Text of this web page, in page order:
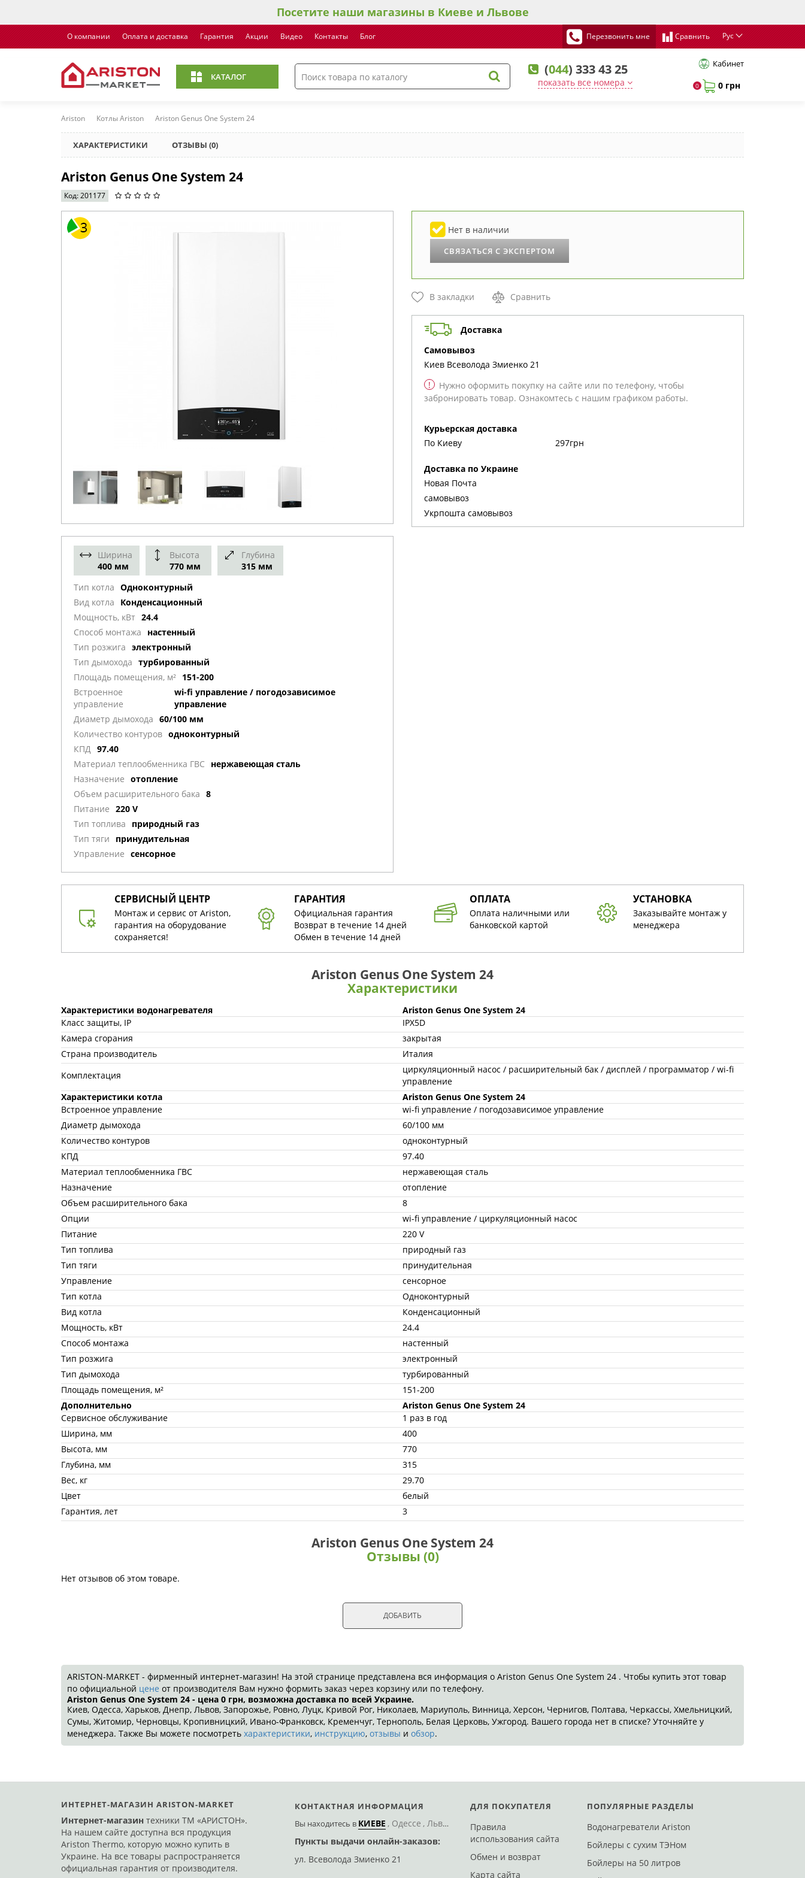
Посетите наши магазины в Киеве и Львове
О компании Оплата и доставка Гарантия Акции Видео Контакты Блог Перезвонить мне Сравнить Рус
КАТАЛОГ (044) 333 43 25
показать все номера
Кабинет
0 0 грн
Ariston Котлы Ariston Ariston Genus One System 24
ХАРАКТЕРИСТИКИ ОТЗЫВЫ (0)
Ariston Genus One System 24
Код: 201177
Ширина
400 мм
Высота
770 мм
Глубина
315 мм
Тип котла Одноконтурный
Вид котла
Конденсационный
Мощность, кВт 24.4
Способ монтажа
настенный
Тип розжига электронный
Тип дымохода турбированный
Площадь помещения, м² 151-200
Встроенное
управление
wi-fi управление / погодозависимое
управление
Диаметр дымохода 60/100 мм
Количество контуров одноконтурный
КПД 97.40
Материал теплообменника ГВС
нержавеющая сталь
Назначение отопление
Объем расширительного бака 8
Питание 220 V
Тип топлива
природный газ
Тип тяги
принудительная
Управление сенсорное
Нет в наличии
СВЯЗАТЬСЯ С ЭКСПЕРТОМ
В закладки Сравнить
Доставка
cамовывоз
Киев Всеволода Змиенко 21
!
Нужно оформить покупку на сайте или по телефону, чтобы
забронировать товар. Ознакомтесь с нашим графиком работы.
Курьерская доставка
По Киеву
297грн
Доставка по Украине
Новая Почта
cамовывоз
Укрпошта cамовывоз
СЕРВИСНЫЙ ЦЕНТР
Монтаж и сервис от Ariston,
гарантия на оборудование
сохраняется!
ГАРАНТИЯ
Официальная гарантия
Возврат в течение 14 дней
Обмен в течение 14 дней
ОПЛАТА
Оплата наличными или
банковской картой
УСТАНОВКА
Заказывайте монтаж у
менеджера
Ariston Genus One System 24
Характеристики
Характеристики водонагревателя
Ariston Genus One System 24
Класс защиты, IP
IPX5D
Камера сгорания
закрытая
Страна производитель
Италия
Комплектация
циркуляционный насос / расширительный бак / дисплей / программатор / wi-fi
управление
Характеристики котла
Ariston Genus One System 24
Встроенное управление
wi-fi управление / погодозависимое управление
Диаметр дымохода
60/100 мм
Количество контуров
одноконтурный
КПД
97.40
Материал теплообменника ГВС
нержавеющая сталь
Назначение
отопление
Объем расширительного бака
8
Опции
wi-fi управление / циркуляционный насос
Питание
220 V
Тип топлива
природный газ
Тип тяги
принудительная
Управление
сенсорное
Тип котла
Одноконтурный
Вид котла
Конденсационный
Мощность, кВт
24.4
Способ монтажа
настенный
Тип розжига
электронный
Тип дымохода
турбированный
Площадь помещения, м²
151-200
Дополнительно
Ariston Genus One System 24
Сервисное обслуживание
1 раз в год
Ширина, мм
400
Высота, мм
770
Глубина, мм
315
Вес, кг
29.70
Цвет
белый
Гарантия, лет
3
Ariston Genus One System 24
Отзывы (0)
Нет отзывов об этом товаре.
ДОБАВИТЬ
ARISTON-MARKET - фирменный интернет-магазин! На этой странице представлена вся информация о Ariston Genus One System 24 . Чтобы купить этот товар
по официальной цене от производителя Вам нужно формить заказ через корзину или по телефону.
Ariston Genus One System 24 - цена 0 грн, возможна доставка по всей Украине.
Киев, Одесса, Харьков, Днепр, Львов, Запорожье, Ровно, Луцк, Кривой Рог, Николаев, Мариуполь, Винница, Херсон, Чернигов, Полтава, Черкассы, Хмельницкий,
Сумы, Житомир, Черновцы, Кропивницкий, Ивано-Франковск, Кременчуг, Тернополь, Белая Церковь, Ужгород. Вашего города нет в списке? Уточняйте у
менеджера. Также Вы можете посмотреть характеристики, инструкцию, отзывы и обзор.
ИНТЕРНЕТ-МАГАЗИН ARISTON-MARKET
Интернет-магазин техники ТМ «АРИСТОН».
На нашем сайте доступна вся продукция
Ariston Thermo, которую можно купить в
Украине. На все товары распространяется
официальная гарантия от производителя.
КОНТАКТНАЯ ИНФОРМАЦИЯ
Вы находитесь в КИЕВЕ Одессе Львове Херсоне Днепре Харькове Виннице Запорожье
Пункты выдачи онлайн-заказов:
ул. Всеволода Змиенко 21
Доставим Новой Поштой
ул. Романа Кармена, 15
еще 74 адреса
Доставим Новой Поштой
ул. Маршала Малиновского, 114
еще 170 адресов
ДЛЯ ПОКУПАТЕЛЯ
Правила
использования сайта
Обмен и возврат
Карта сайта
ПОПУЛЯРНЫЕ РАЗДЕЛЫ
Водонагреватели Ariston
Бойлеры с сухим ТЭНом
Бойлеры на 50 литров